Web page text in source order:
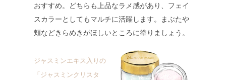
おすすめ。どちらも上品なラメ感があり、フェイ
スカラーとしてもマルチに活躍します。まぶたや
頬などきらめきがほしいところに塗りましょう。
ジャスミンエキス入りの
「ジャスミンクリスタ